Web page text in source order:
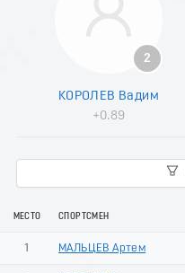
2
КОРОЛЕВ Вадим
+0.89
МЕСТО СПОРТСМЕН
1 МАЛЬЦЕВ Артем